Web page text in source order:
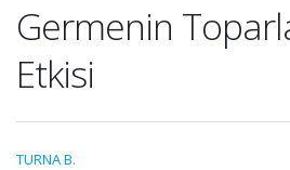
Germenin
Etkisi
TURNA B.